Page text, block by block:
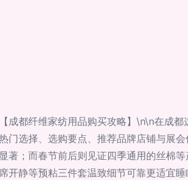
【成都纤维家纺用品购买攻略】\n\n在成
门选择、选购要点、推荐品牌店铺与展
显著；而春节前后则见证四季通用的丝棉
席开静等预粘三件套温致细节可靠更适宜